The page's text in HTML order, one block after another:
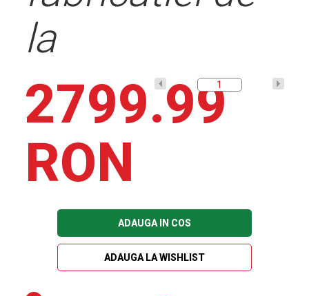
Contact
la
2799.99
RON
ADAUGA IN COS
ADAUGA LA WISHLIST